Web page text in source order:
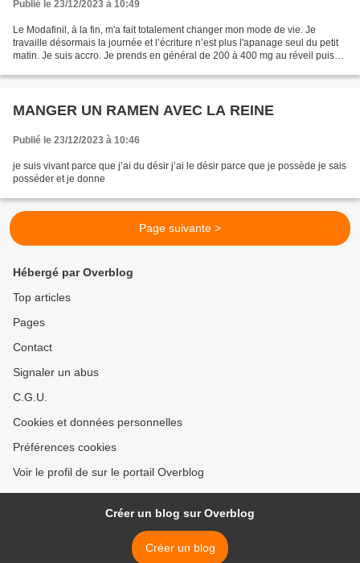
Publié le 23/12/2023 à 10:49
Le Modafinil, à la fin, m'a fait totalement changer mon mode de vie. Je
travaille désormais la journée et l’écriture n’est plus l'apanage seul du petit
matin. Je suis accro. Je prends en général de 200 à 400 mg au réveil puis
MANGER UN RAMEN AVEC LA REINE
Publié le 23/12/2023 à 10:46
je suis vivant parce que j’ai du désir j’ai le désir parce que je possède je sais
posséder et je donne
Page suivante >
Hébergé par Overblog
Top articles
Pages
Contact
Signaler un abus
C.G.U.
Cookies et données personnelles
Préférences cookies
Voir le profil de sur le portail Overblog
Créer un blog sur Overblog
Créer un blog